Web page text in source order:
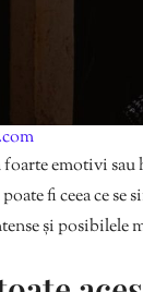
emotivi sau
fi ceea ce
și posibilele